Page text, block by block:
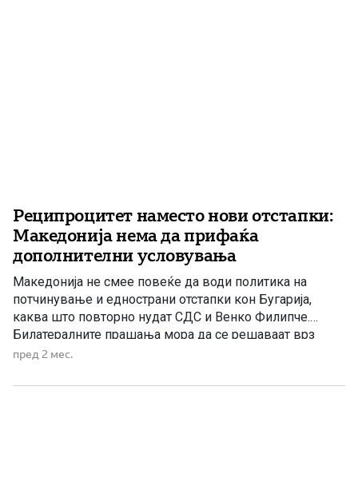
Реципроцитет наместо нови отстапки:
Македонија нема да прифаќа
дополнителни условувања
Македонија не смее повеќе да води политика на
потчинување и еднострани отстапки кон Бугарија,
каква што повторно нудат СДС и Венко Филипче.
Билатералните прашања мора да се решаваат врз
основа на реципроцитет, меѓусебно почитување и
Потребен е отворен и искрен дијалог, но и јасно
пред 2 мес.